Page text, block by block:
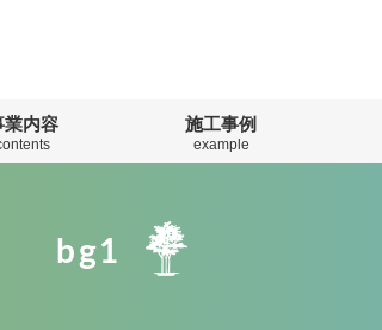
業内容 施工事例
example
bg1